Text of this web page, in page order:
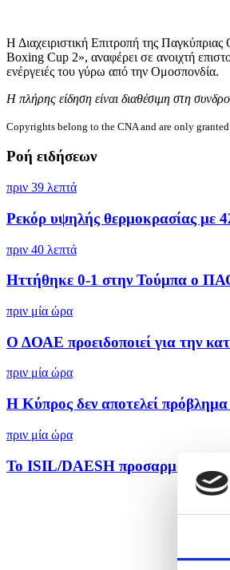
Η Διαχειριστική Επιτροπή της
Boxing Cup 2», αναφέρει σε ανοιχτή
ενέργειές του γύρω από την Ομοσπονδία.
Η πλήρης είδηση είναι διαθέσιμη στη
Copyrights belong to the CNA and are only granted
Ροή ειδήσεων
πριν 39 λεπτά
Ρεκόρ υψηλής θερμοκρασίας με
πριν 40 λεπτά
Ηττήθηκε 0-1 στην Τούμπα ο
πριν μία ώρα
Ο ΔΟΑΕ προειδοποιεί για την
πριν μία ώρα
Η Κύπρος δεν αποτελεί
πριν μία ώρα
Το ISIL/DAESH προσαρμόζεται